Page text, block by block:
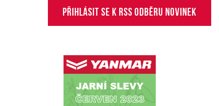
Přihlásit se k RSS odběru novinek